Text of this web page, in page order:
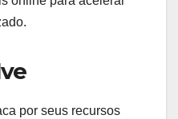
por seus recursos